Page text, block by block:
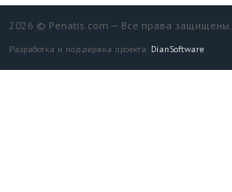
2026 © Penatis.com — Все права защищены.
Разработка и поддержка проекта: DianSoftware